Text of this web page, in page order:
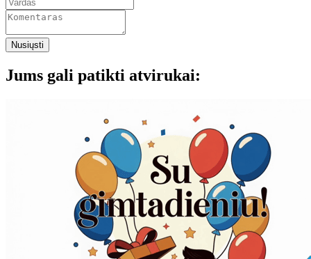
Nusiųsti
Jums gali patikti atvirukai: